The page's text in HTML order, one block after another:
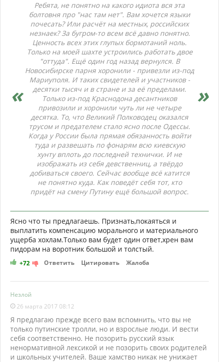
Ребята, не понятно на какого идиота вся эта
болтовня про "нас там нет". Вам хочется языки
почесать? Или расчёт на местных, российских
незнаек? За бугром-то всем всё давно понятно.
Ценность всех этих глупых бормотаний ноль.
Только на моей шахте устроились работать двое
"оттуда". Ещё один год назад вернулся. В
Новосибирске парня хоронили - привезли из-под
Мариуполя. И таких свидетелей и участников -
десятки тысяч и в стране и за её пределами.
Только из-под Краснодона десантников
привозили и хоронили чуть ли не четыре
десятка. То, что Великий Полководец оказался
трусом и предателем стало ясно после Одессы.
Когда у России была прямая обязанность войти
туда и развешать по фонарям всю киевскую
хунту вплоть до последней технички. И не
изображать из себя девственниц, а твёрдо
добиваться своего. Сейчас вообще всё катится
не понятно куда. Как поведёт себя тот, кто
придёт на смену Путину ещё большой вопрос.
Ясно что ты предлагаешь. Признать,покаяться и
выплатить компенсацию морального и материального
ущерба хохлам.Только вам будет один ответ,хрен вам
пидорам на воротник большой и толстый.
+72 Ответить Цитировать Жалоба
Незлой
26 марта 2017 08:12
Я предлагаю прежде всего вам вспомнить, что вы не
только путинские тролли, но и взрослые люди. И вести
себя соответственно. Не позорить русский язык
ненормативной лексикой и не позорить своих родителей
и школьных учителей. Ваше хамство никак не унижает